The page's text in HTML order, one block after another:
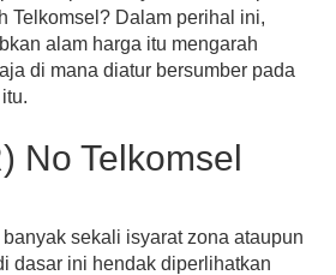
Telkomsel? Dalam perihal ini,
alam harga itu mengarah
di mana diatur bersumber pada
No Telkomsel
sekali isyarat zona ataupun
dasar ini hendak diperlihatkan